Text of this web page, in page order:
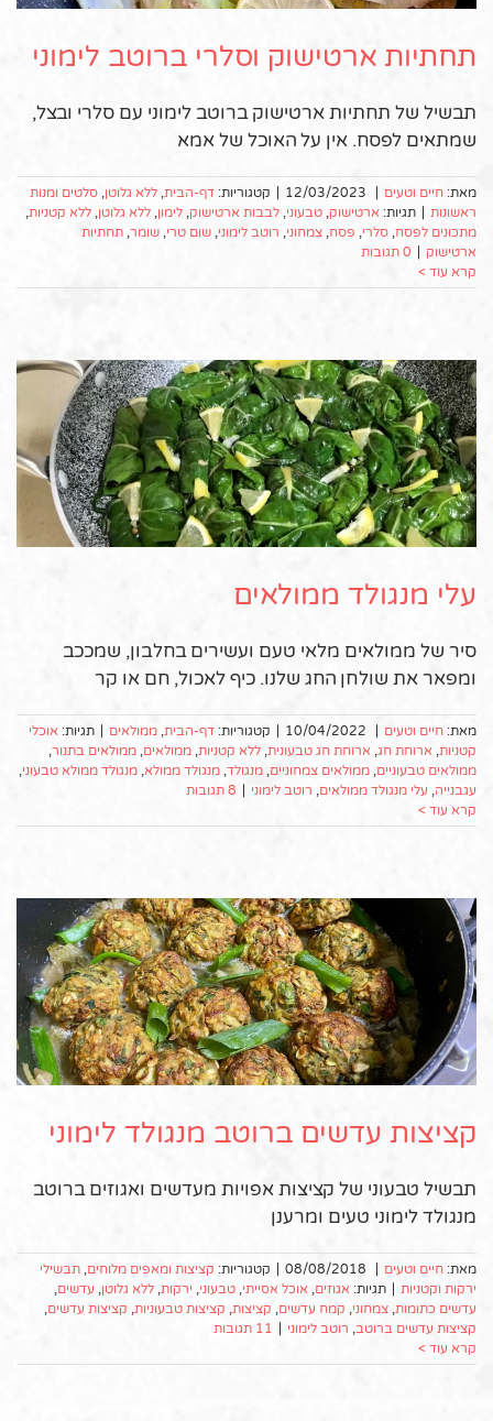
תחתיות ארטישוק וסלרי ברוטב לימוני
תבשיל של תחתיות ארטישוק ברוטב לימוני עם סלרי ובצל,
שמתאים לפסח. אין על האוכל של אמא
מאת: חיים וטעים |
12/03/2023
| קטגוריות: דף-הבית ללא גלוטן סלטים ומנות
ראשונות | תגיות: ארטישוק טבעוני לבבות ארטישוק לימון ללא גלוטן ללא קטניות
מתכונים לפסח סלרי פסח צמחוני רוטב לימוני שום טרי שומר תחתיות
ארטישוק | 0 תגובות
קרא עוד >
עלי מנגולד ממולאים
סיר של ממולאים מלאי טעם ועשירים בחלבון, שמככב
ומפאר את שולחן החג שלנו. כיף לאכול, חם או קר
מאת: חיים וטעים |
10/04/2022
| קטגוריות: דף-הבית ממולאים | תגיות: אוכלי
קטניות ארוחת חג ארוחת חג טבעונית ללא קטניות ממולאים ממולאים בתנור
ממולאים טבעוניים ממולאים צמחוניים מנגולד מנגולד ממולא מנגולד ממולא טבעוני
עגבנייה עלי מנגולד ממולאים רוטב לימוני | 8 תגובות
קרא עוד >
קציצות עדשים ברוטב מנגולד לימוני
תבשיל טבעוני של קציצות אפויות מעדשים ואגוזים ברוטב
מנגולד לימוני טעים ומרענן
מאת: חיים וטעים |
08/08/2018
| קטגוריות: קציצות ומאפים מלוחים תבשילי
ירקות וקטניות | תגיות: אגוזים אוכל אסייתי טבעוני ירקות ללא גלוטן עדשים
עדשים כתומות צמחוני קמח עדשים קציצות קציצות טבעוניות קציצות עדשים
קציצות עדשים ברוטב רוטב לימוני |
11 תגובות
קרא עוד >